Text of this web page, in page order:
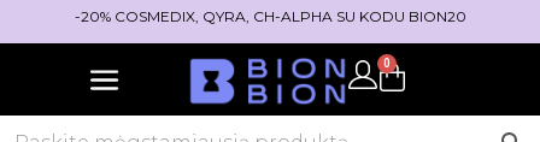
-20% COSMEDIX, QYRA, CH-ALPHA SU KODU BION20
0